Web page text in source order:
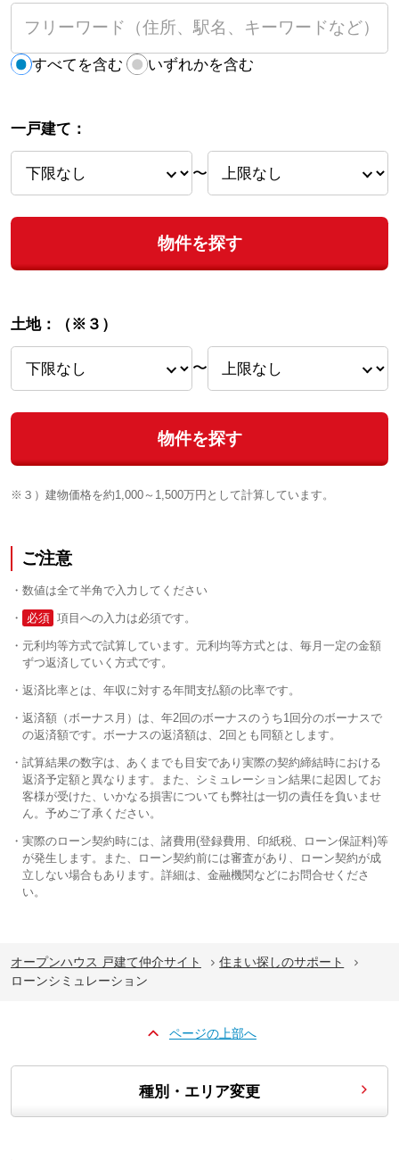
すべてを含む いずれかを含む
一戸建て：
〜
物件を探す
土地： （※３）
〜
物件を探す
※３）建物価格を約1,000～1,500万円として計算しています。
ご注意
数値は全て半角で入力してください
必須 項目への入力は必須です。
元利均等方式で試算しています。元利均等方式とは、毎月一定の金額
ずつ返済していく方式です。
返済比率とは、年収に対する年間支払額の比率です。
返済額（ボーナス月）は、年2回のボーナスのうち1回分のボーナスで
の返済額です。ボーナスの返済額は、2回とも同額とします。
試算結果の数字は、あくまでも目安であり実際の契約締結時における
返済予定額と異なります。また、シミュレーション結果に起因してお
客様が受けた、いかなる損害についても弊社は一切の責任を負いませ
ん。予めご了承ください。
実際のローン契約時には、諸費用(登録費用、印紙税、ローン保証料)等
が発生します。また、ローン契約前には審査があり、ローン契約が成
立しない場合もあります。詳細は、金融機関などにお問合せくださ
い。
オープンハウス 戸建て仲介サイト
住まい探しのサポート
ローンシミュレーション
ページの上部へ
種別・エリア変更